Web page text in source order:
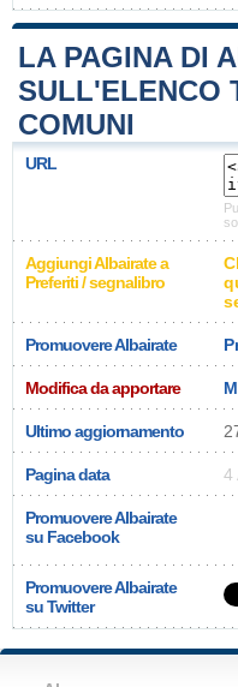
LA PAGINA DI
SULL'ELENCO
COMUNI
URL
Aggiungi Albairate a
Preferiti / segnalibro
Promuovere Albairate
Modifica da apportare
Ultimo aggiornamento
Pagina data 4
Promuovere Albairate
su Facebook
Promuovere Albairate
su Twitter